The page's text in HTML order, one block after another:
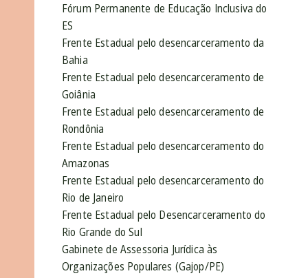
Fórum Permanente de Educação Inclusiva do
ES
Frente Estadual pelo desencarceramento da
Bahia
Frente Estadual pelo desencarceramento de
Goiânia
Frente Estadual pelo desencarceramento de
Rondônia
Frente Estadual pelo desencarceramento do
Amazonas
Frente Estadual pelo desencarceramento do
Rio de Janeiro
Frente Estadual pelo Desencarceramento do
Rio Grande do Sul
Gabinete de Assessoria Jurídica às
Organizações Populares (Gajop/PE)